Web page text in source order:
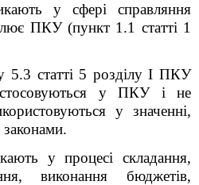
у сфері справляння
ПКУ (пункт 1.1 статті 1
5.3 статті 5 розділу I ПКУ
у ПКУ і не
у значенні,
у процесі складання,
виконання бюджетів,